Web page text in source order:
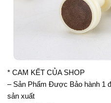
* CAM KẾT CỦA SHOP
– Sản Phẩm Được Bảo hành 1
sản xuất